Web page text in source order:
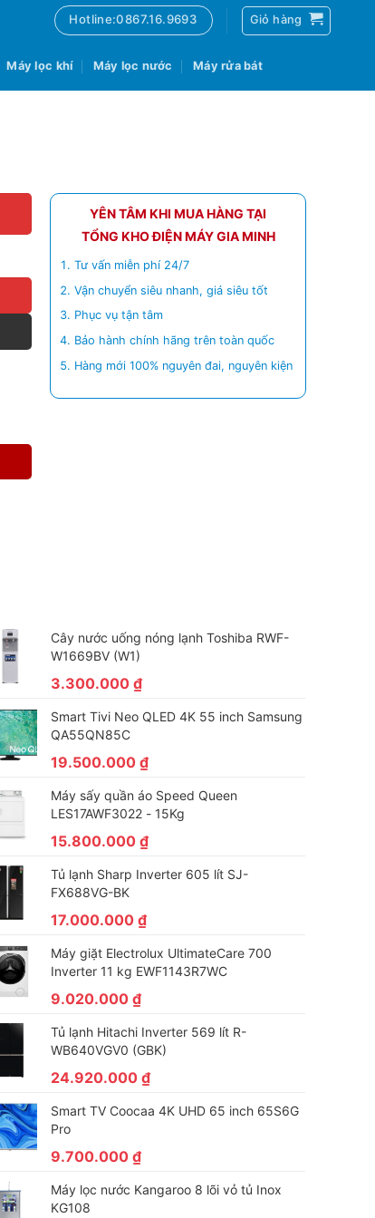
Hotline:0867.16.9693 Giỏ hàng
Máy lọc khí Máy lọc nước Máy rửa bát
YÊN TÂM KHI MUA HÀNG TẠI
TỔNG KHO ĐIỆN MÁY GIA MINH
Tư vấn miễn phí 24/7
Vận chuyển siêu nhanh, giá siêu tốt
Phục vụ tận tâm
Bảo hành chính hãng trên toàn quốc
Hàng mới 100% nguyên đai, nguyên kiện
Cây nước uống nóng lạnh Toshiba RWF-
W1669BV (W1)
3.300.000₫
Smart Tivi Neo QLED 4K 55 inch Samsung
QA55QN85C
19.500.000₫
Máy sấy quần áo Speed Queen
LES17AWF3022 - 15Kg
15.800.000₫
Tủ lạnh Sharp Inverter 605 lít SJ-
FX688VG-BK
17.000.000₫
Máy giặt Electrolux UltimateCare 700
Inverter 11 kg EWF1143R7WC
9.020.000₫
Tủ lạnh Hitachi Inverter 569 lít R-
WB640VGV0 (GBK)
24.920.000₫
Smart TV Coocaa 4K UHD 65 inch 65S6G
Pro
9.700.000₫
Máy lọc nước Kangaroo 8 lõi vỏ tủ Inox
KG108